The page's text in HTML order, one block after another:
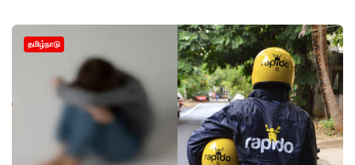
தமிழ்நாடு